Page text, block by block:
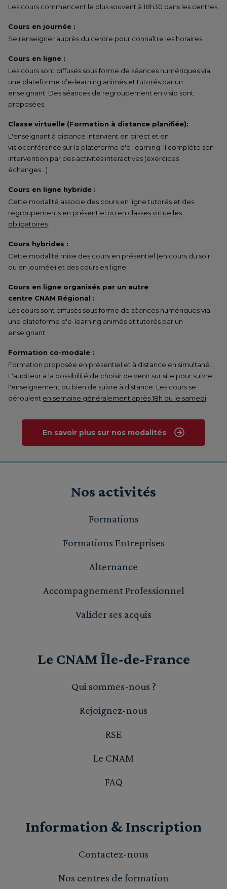
Les cours commencent le plus souvent à 18h30 dans les centres.
Cours en journée :
Se renseigner auprès du centre pour connaître les horaires.
Cours en ligne :
Les cours sont diffusés sous forme de séances numériques via
une plateforme d’e-learning animés et tutorés par un
enseignant. Des séances de regroupement en visio sont
proposées.
Classe virtuelle (Formation à distance planifiée):
L'enseignant à distance intervient en direct et en
visioconférence sur la plateforme d'e-learning. Il complète son
intervention par des activités interactives (exercices
échanges…)
Cours en ligne hybride :
Cette modalité associe des cours en ligne tutorés et des
regroupements en présentiel ou en classes virtuelles
obligatoires
Cours hybrides :
Cette modalité mixe des cours en présentiel (en cours du soir
ou en journée) et des cours en ligne.
Cours en ligne organisés par un autre
centre CNAM Régional :
Les cours sont diffusés sous forme de séances numériques via
une plateforme d'e-learning animés et tutorés par un
enseignant.
Formation co-modale :
Formation proposée en présentiel et à distance en simultané.
L'auditeur a la possibilité de choisir de venir sur site pour suivre
l'enseignement ou bien de suivre à distance. Les cours se
déroulent en semaine généralement après 18h ou le samedi
En savoir plus sur nos modalités
Nos activités
Formations
Formations Entreprises
Alternance
Accompagnement Professionnel
Valider ses acquis
Le CNAM Île-de-France
Qui sommes-nous ?
Rejoignez-nous
RSE
Le CNAM
FAQ
Information & Inscription
Contactez-nous
Nos centres de formation